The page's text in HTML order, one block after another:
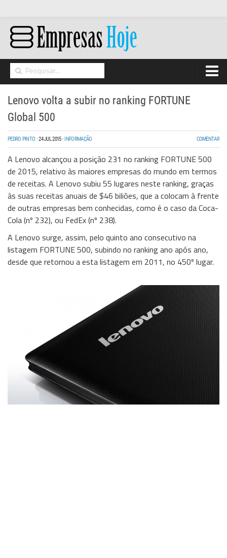
Networking
Segurança
High Tech
Hosting/Cloud
I&D
Opinião
Storage
Wireless
Informação
Lenovo volta a subir no ranking FORTUNE
Global 500
PEDRO PINTO ·24 JUL 2015· INFORMAÇÃO COMENTAR
A Lenovo alcançou a posição 231 no ranking FORTUNE 500
de 2015, relativo às maiores empresas do mundo em termos
de receitas. A Lenovo subiu 55 lugares neste ranking, graças
às suas receitas anuais de $46 biliões, que a colocam à frente
de outras empresas bem conhecidas, como é o caso da Coca-
Cola (nº 232), ou FedEx (nº 238).
A Lenovo surge, assim, pelo quinto ano consecutivo na
listagem FORTUNE 500, subindo no ranking ano após ano,
desde que retornou a esta listagem em 2011, no 450º lugar.